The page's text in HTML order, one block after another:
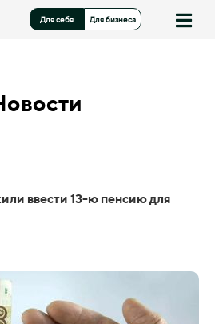
Для себя Для бизнеса
ввести 13-ю пенсию для